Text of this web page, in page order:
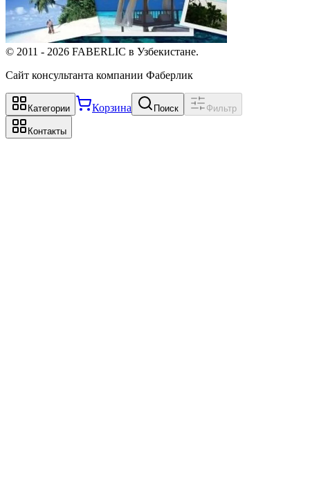
© 2011 - 2026 FABERLIC в Узбекистане.
Сайт консультанта компании Фаберлик
Категории Корзина Поиск Фильтр
Контакты